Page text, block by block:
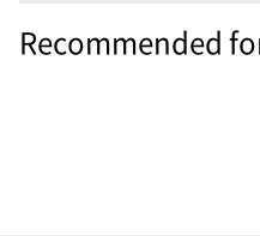
Recommended